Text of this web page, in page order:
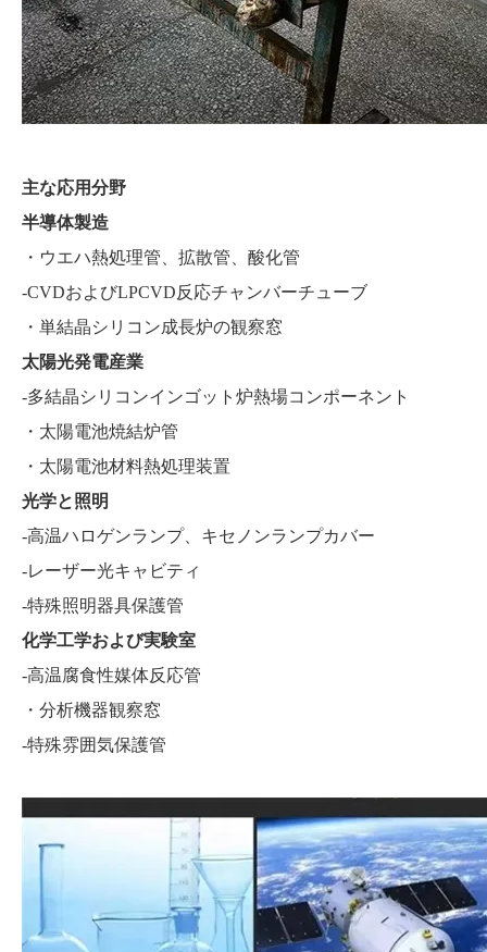
主な応用分野
半導体製造
・ウエハ熱処理管、拡散管、酸化管
-CVDおよびLPCVD反応チャンバーチューブ
・単結晶シリコン成長炉の観察窓
太陽光発電産業
-多結晶シリコンインゴット炉熱場コンポーネント
・太陽電池焼結炉管
・太陽電池材料熱処理装置
光学と照明
-高温ハロゲンランプ、キセノンランプカバー
-レーザー光キャビティ
-特殊照明器具保護管
化学工学および実験室
-高温腐食性媒体反応管
・分析機器観察窓
-特殊雰囲気保護管